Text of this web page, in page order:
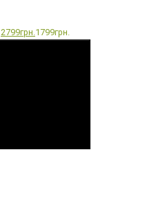
2799грн.1799грн.